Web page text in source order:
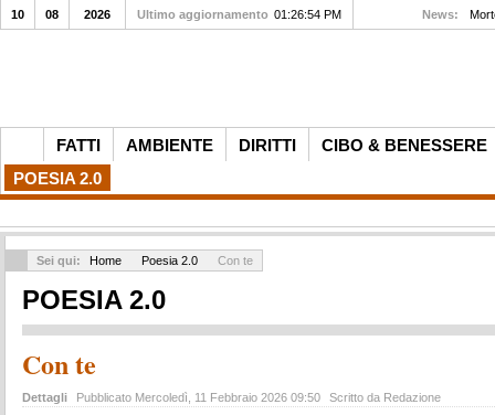
FATTI AMBIENTE DIRITTI
CIBO & BENESSERE
POESIA 2.0
10 08 2026 Ultimo aggiornamento 01:26:54 PM News:
Sei qui: Home Poesia 2.0 Con te
POESIA 2.0
Con te
Dettagli Pubblicato Mercoledì, 11 Febbraio 2026 09:50 Scritto da Redazione